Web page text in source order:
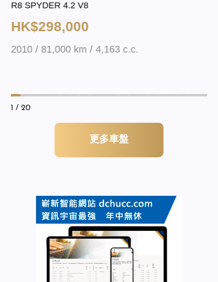
R8 SPYDER 4.2 V8
HK$298,000
2010 / 81,000 km / 4,163 c.c.
1 / 20
更多車盤